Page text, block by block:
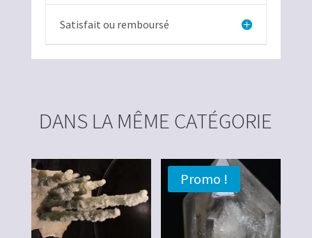
Satisfait ou remboursé
DANS LA MÊME CATÉGORIE
Promo !